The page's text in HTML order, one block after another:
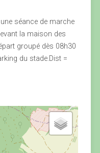
séance de marche
la maison des
groupé dès 08h30
du stade.Dist =